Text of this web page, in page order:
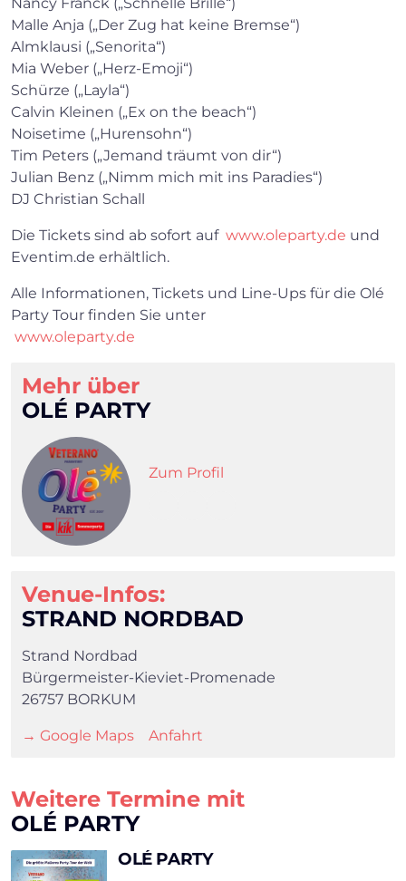
Malle Anja („Der Zug hat keine Bremse“)
Almklausi („Senorita“)
Mia Weber („Herz-Emoji“)
Schürze („Layla“)
Calvin Kleinen („Ex on the beach“)
Noisetime („Hurensohn“)
Tim Peters („Jemand träumt von dir“)
Julian Benz („Nimm mich mit ins Paradies“)
DJ Christian Schall
Die Tickets sind ab sofort auf www.oleparty.de und
Eventim.de erhältlich.
Alle Informationen, Tickets und Line-Ups für die Olé
Party Tour finden Sie unter
www.oleparty.de
Mehr über
OLÉ PARTY
Zum Profil
Venue-Infos:
STRAND NORDBAD
Strand Nordbad
Bürgermeister-Kieviet-Promenade
26757 BORKUM
→ Google Maps Anfahrt
Weitere Termine mit
OLÉ PARTY
OLÉ PARTY